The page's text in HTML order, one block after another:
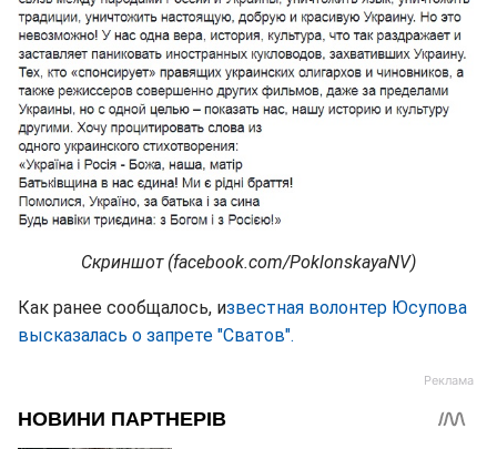
Скриншот (facebook.com/PoklonskayaNV)
Как ранее сообщалось, известная волонтер Юсупова
высказалась о запрете "Сватов".